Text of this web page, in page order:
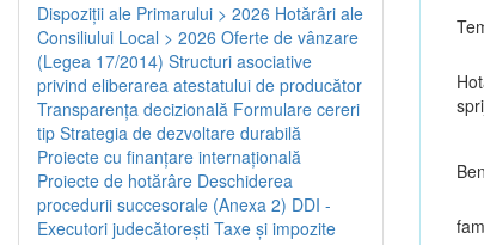
Dispoziţii ale Primarului > 2026 Hotărâri ale
Consiliului Local > 2026 Oferte de vânzare
(Legea 17/2014) Structuri asociative
privind eliberarea atestatului de producător
Transparenţa decizională Formulare cereri
tip Strategia de dezvoltare durabilă
Proiecte cu finanţare internaţională
Proiecte de hotărâre Deschiderea
procedurii succesorale (Anexa 2) DDI -
Executori judecătorești Taxe şi impozite